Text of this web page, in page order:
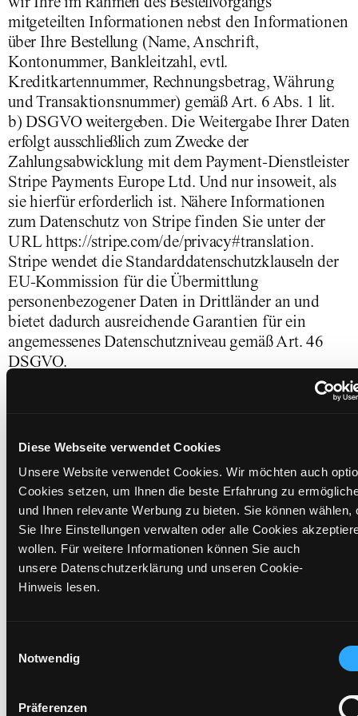
Diese Webseite verwendet Cookies
Unsere Website verwendet Cookies. Wir möchten auch
Cookies setzen, um Ihnen die beste Erfahrung zu
und Ihnen relevante Werbung zu bieten. Sie können wählen,
Sie Ihre Einstellungen verwalten oder alle Cookies
wollen. Für weitere Informationen können Sie auch
unsere Datenschutzerklärung und unseren Cookie-
Hinweis lesen.
Notwendig
Präferenzen
mitgeteilten Informationen nebst den Informationen
über Ihre Bestellung (Name, Anschrift,
Kontonummer, Bankleitzahl, evtl.
Kreditkartennummer, Rechnungsbetrag, Währung
und Transaktionsnummer) gemäß Art. 6 Abs. 1 lit.
b) DSGVO weitergeben. Die Weitergabe Ihrer Daten
erfolgt ausschließlich zum Zwecke der
Zahlungsabwicklung mit dem Payment-Dienstleister
Stripe Payments Europe Ltd. Und nur insoweit, als
sie hierfür erforderlich ist. Nähere Informationen
zum Datenschutz von Stripe finden Sie unter der
URL https://stripe.com/de/privacy#translation.
Stripe wendet die Standarddatenschutzklauseln der
EU-Kommission für die Übermittlung
personenbezogener Daten in Drittländer an und
bietet dadurch ausreichende Garantien für ein
angemessenes Datenschutzniveau gemäß Art. 46
DSGVO.
Soweit Sie Produkte in unserem Online-Shop
bestellen, dient die Verarbeitung der
personenbezogenen Daten ausschließlich dem
Abschluss und der Durchführung des Vertrages
sowie der Abwicklung der Bestellung einschließlich
Bezahlung und Lieferung.
Rechtsgrundlage für die vorstehende
Datenverarbeitung sind Art. 6 Abs. 1 Satz 1 lit. b)
uns für die Durchführung von Verträgen erhobenen
gespeichert und danach gelöscht, es sei denn, dass